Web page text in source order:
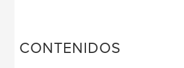
CONTENIDOS